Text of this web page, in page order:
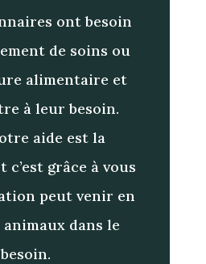
ont besoin
de soins ou
alimentaire et
à leur besoin.
aide est la
c’est grâce à vous
peut venir en
animaux dans le
besoin.